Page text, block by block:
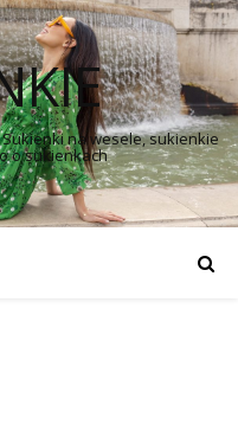
na wesele, sukienkie
o sukienkach